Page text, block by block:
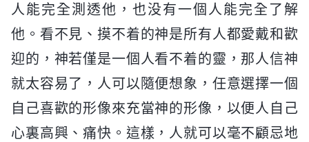
人能完全測透他，也没有一個人能完全了解
他。看不見、摸不着的神是所有人都愛戴和歡
迎的，神若僅是一個人看不着的靈，那人信神
就太容易了，人可以隨便想象，任意選擇一個
自己喜歡的形像來充當神的形像，以便人自己
心裏高興、痛快。這樣，人就可以毫不顧忌地